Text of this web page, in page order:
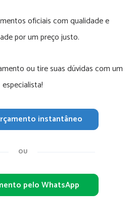
oficiais com qualidade e
por um preço justo.
ou tire suas dúvidas com um
especialista!
instantâneo
OU
pelo WhatsApp